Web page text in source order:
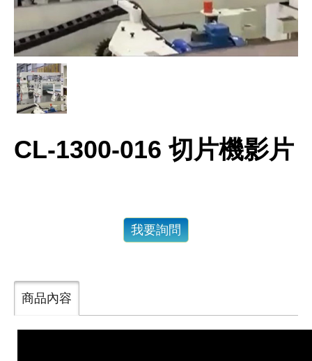
CL-1300-016 切片機影片
我要詢問
商品內容